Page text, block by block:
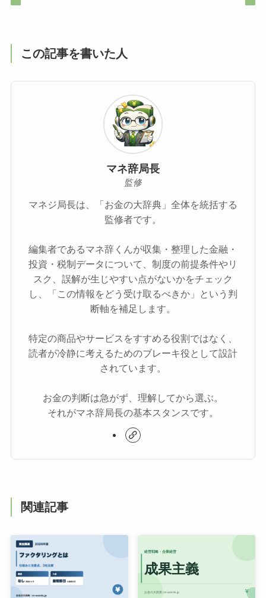
この記事を書いた人
マネ辞局長
監修
マネジ局長は、「お金の大辞典」全体を統括する
監修者です。
編集者であるマネ辞くんが収集・整理した金融・
投資・税制データについて、制度の前提条件やリ
スク、誤解が生じやすい点がないかをチェック
し、「この情報をどう受け取るべきか」という判
断軸を補足します。
特定の商品やサービスをすすめる役割ではなく、
読者が冷静に考えるためのブレーキ役として設計
されています。
お金の判断は急がず、理解してから選ぶ。
それがマネ辞局長の基本スタンスです。
関連記事